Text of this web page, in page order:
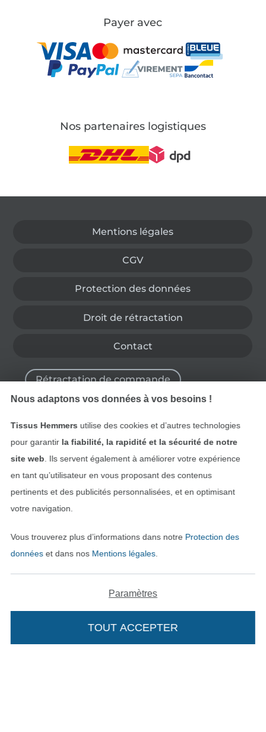
Ajouter à mon panier
Payer avec
Nos partenaires logistiques
Mentions légales
CGV
Protection des données
Droit de rétractation
Contact
Rétractation de commande
Deutsch
Nederlands
Passer à la boutique
Nous adaptons vos données à vos besoins !
Tissus Hemmers utilise des cookies et d’autres technologies
pour garantir la fiabilité, la rapidité et la sécurité de notre
site web . Ils servent également à améliorer votre expérience
en tant qu’utilisateur en vous proposant des contenus
pertinents et des publicités personnalisées, et en optimisant
votre navigation.
Vous trouverez plus d’informations dans notre Protection des
donnéeset dans nos Mentions légales.
Paramètres
TOUT ACCEPTER